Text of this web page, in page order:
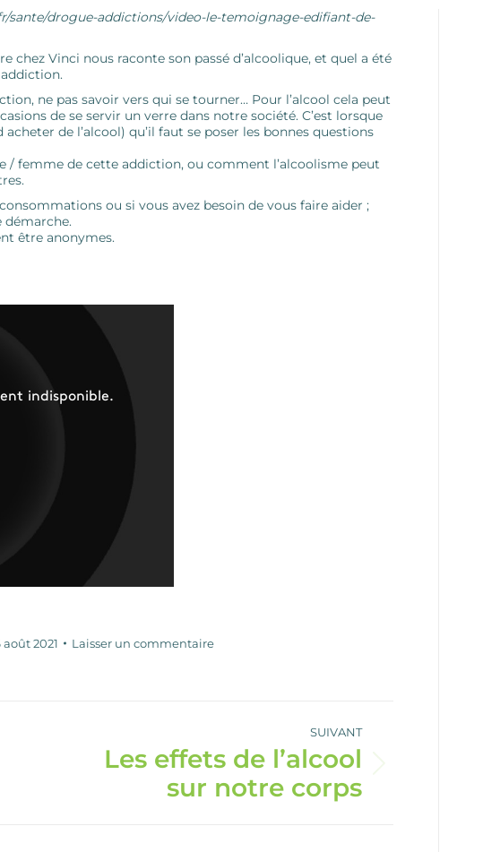
sante/drogue-addictions/video-le-temoignage-edifiant-de-
chez Vinci nous raconte son passé d’alcoolique, et quel a été
ne pas savoir vers qui se tourner… Pour l’alcool cela peut
de se servir un verre dans notre société. C’est lorsque
de l’alcool) qu’il faut se poser les bonnes questions
/ femme de cette addiction, ou comment l’alcoolisme peut
ou si vous avez besoin de vous faire aider ;
démarche.
être anonymes.
août 2021 Laisser un commentaire
SUIVANT
Les effets de l’alcool
sur notre corps